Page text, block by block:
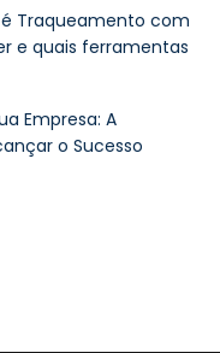
Traqueamento com
e quais ferramentas
Empresa: A
o Sucesso